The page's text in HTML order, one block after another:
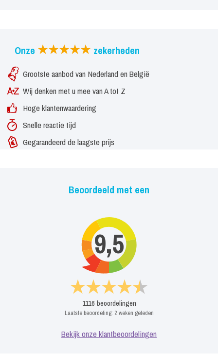
Onze zekerheden
Grootste aanbod van Nederland en België
Wij denken met u mee van A tot Z
Hoge klantenwaardering
Snelle reactie tijd
Gegarandeerd de laagste prijs
Beoordeeld met een
9,5
1116 beoordelingen
Laatste beoordeling: 2 weken geleden
Bekijk onze klantbeoordelingen